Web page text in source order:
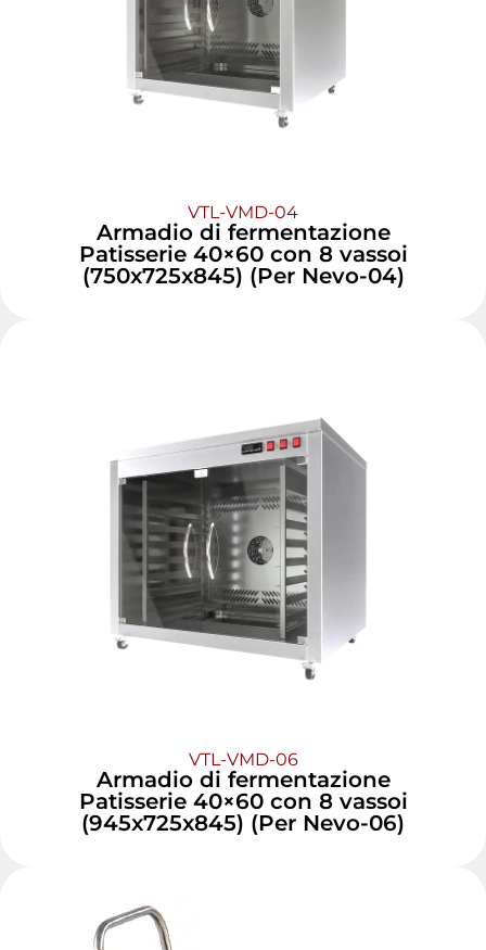
VTL-VMD-04
Armadio di fermentazione
Patisserie 40×60 con 8 vassoi
(750x725x845) (Per Nevo-04)
VTL-VMD-06
Armadio di fermentazione
Patisserie 40×60 con 8 vassoi
(945x725x845) (Per Nevo-06)